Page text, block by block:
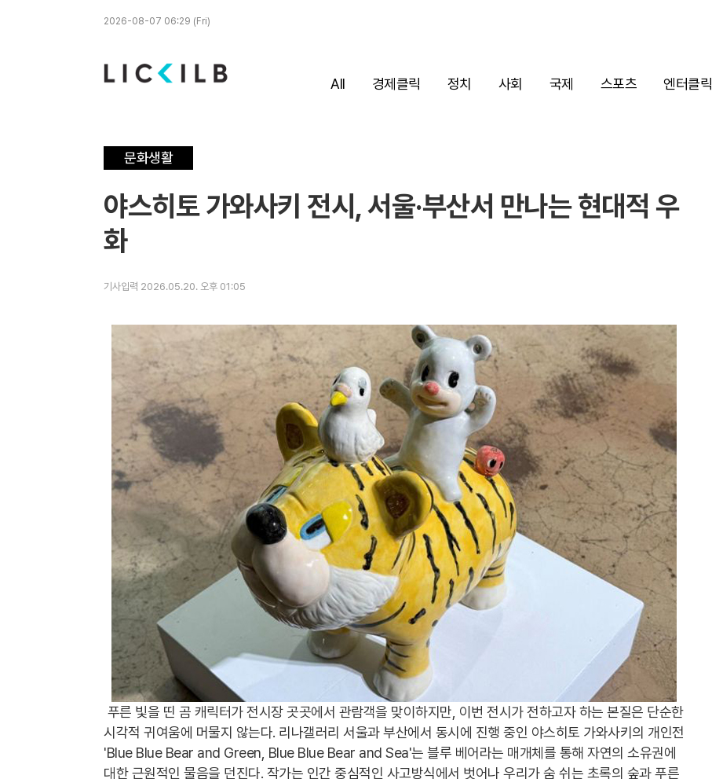
2026-08-07 06:29 (Fri)
All 경제클릭 정치 사회 국제 스포츠 엔터클릭
문화생활
야스히토 가와사키 전시, 서울·부산서 만나는 현대적 우
화
기사입력 2026.05.20. 오후 01:05
푸른 빛을 띤 곰 캐릭터가 전시장 곳곳에서 관람객을 맞이하지만, 이번 전시가 전하고자 하는 본질은 단순한
시각적 귀여움에 머물지 않는다. 리나갤러리 서울과 부산에서 동시에 진행 중인 야스히토 가와사키의 개인전
'Blue Blue Bear and Green, Blue Blue Bear and Sea'는 블루 베어라는 매개체를 통해 자연의 소유권에
대한 근원적인 물음을 던진다. 작가는 인간 중심적인 사고방식에서 벗어나 우리가 숨 쉬는 초록의 숲과 푸른